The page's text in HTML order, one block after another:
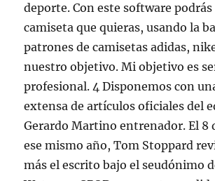
deporte. Con este software
camiseta que quieras, usando la
patrones de camisetas adidas,
nuestro objetivo. Mi objetivo es
profesional. 4 Disponemos con
extensa de artículos oficiales del
Gerardo Martino entrenador. El 8
ese mismo año, Tom Stoppard
más el escrito bajo el seudónimo